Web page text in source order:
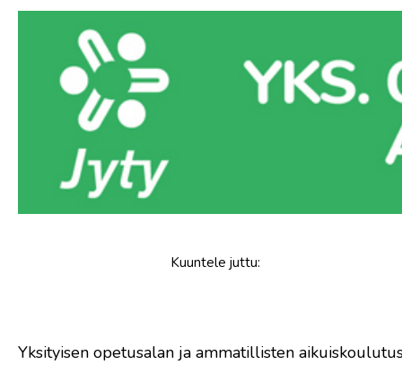
Kuuntele juttu:
Yksityisen opetusalan ja ammatillisten